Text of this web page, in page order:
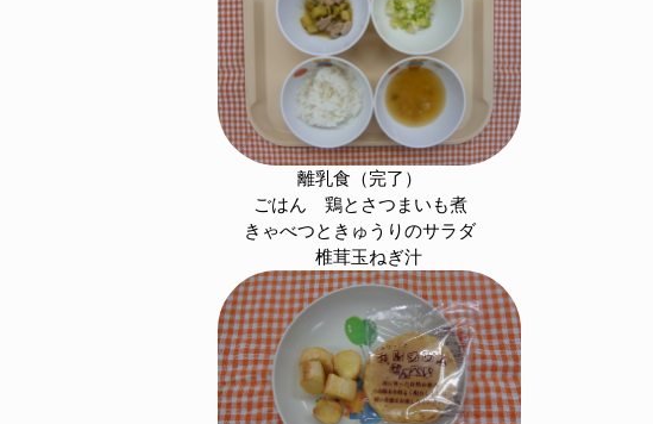
離乳食（完了）
ごはん 鶏とさつまいも煮
きゃべつときゅうりのサラダ
椎茸玉ねぎ汁